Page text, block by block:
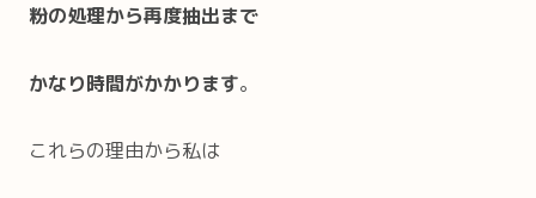
粉の処理から再度抽出まで
かなり時間がかかります。
これらの理由から私は